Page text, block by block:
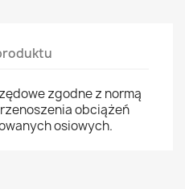
zgodne z normą
obciążeń
osiowych.